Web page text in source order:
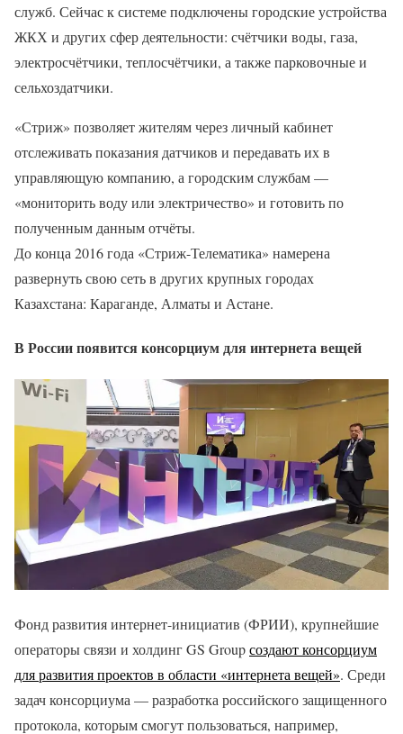
служб. Сейчас к системе подключены городские устройства
ЖКХ и других сфер деятельности: счётчики воды, газа,
электросчётчики, теплосчётчики, а также парковочные и
сельхоздатчики.
«Стриж» позволяет жителям через личный кабинет
отслеживать показания датчиков и передавать их в
управляющую компанию, а городским службам —
«мониторить воду или электричество» и готовить по
полученным данным отчёты.
До конца 2016 года «Стриж-Телематика» намерена
развернуть свою сеть в других крупных городах
Казахстана: Караганде, Алматы и Астане.
В России появится консорциум для интернета вещей
Фонд развития интернет-инициатив (ФРИИ), крупнейшие
операторы связи и холдинг GS Groupсоздают консорциум
для развития проектов в области «интернета вещей». Среди
задач консорциума — разработка российского защищенного
протокола, которым смогут пользоваться, например,